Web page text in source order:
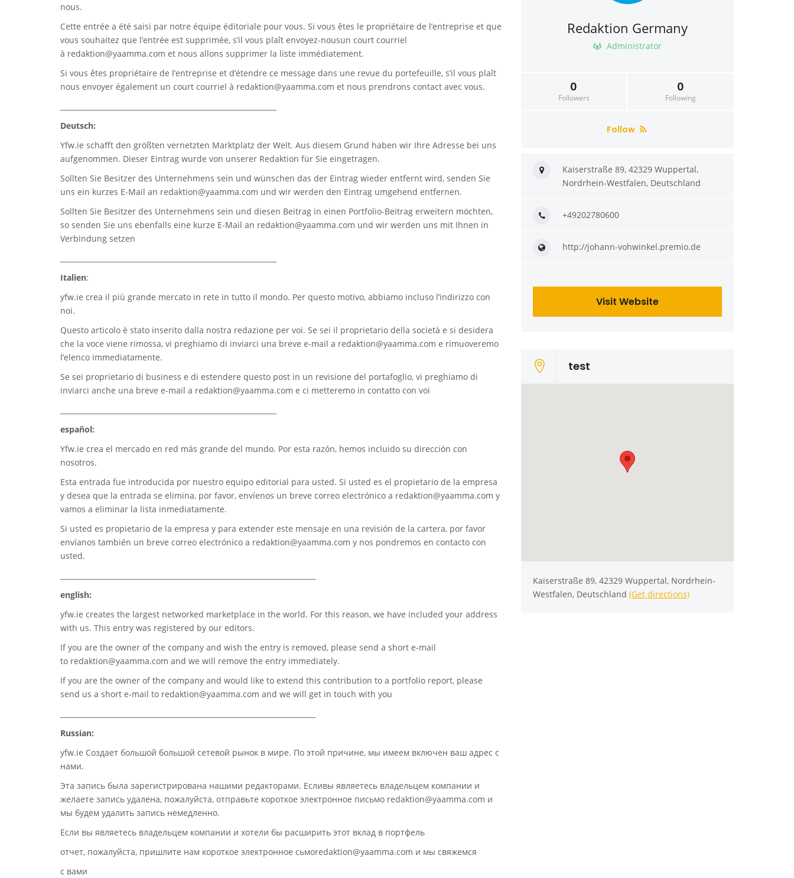
nous.
Cette entrée a été saisi par notre équipe éditoriale pour vous. Si vous êtes le propriétaire de l’entreprise et que
vous souhaitez que l’entrée est supprimée, s’il vous plaît envoyez-nousun court courriel
à redaktion@yaamma.com et nous allons supprimer la liste immédiatement.
Si vous êtes propriétaire de l’entreprise et d’étendre ce message dans une revue du portefeuille, s’il vous plaît
nous envoyer également un court courriel à redaktion@yaamma.com et nous prendrons contact avec vous.
Deutsch:
Yfw.ie schafft den größten vernetzten Marktplatz der Welt. Aus diesem Grund haben wir Ihre Adresse bei uns
aufgenommen. Dieser Eintrag wurde von unserer Redaktion für Sie eingetragen.
Sollten Sie Besitzer des Unternehmens sein und wünschen das der Eintrag wieder entfernt wird, senden Sie
uns ein kurzes E-Mail an redaktion@yaamma.com und wir werden den Eintrag umgehend entfernen.
Sollten Sie Besitzer des Unternehmens sein und diesen Beitrag in einen Portfolio-Beitrag erweitern möchten,
so senden Sie uns ebenfalls eine kurze E-Mail an redaktion@yaamma.com und wir werden uns mit Ihnen in
Verbindung setzen
Italien:
yfw.ie crea il più grande mercato in rete in tutto il mondo. Per questo motivo, abbiamo incluso l’indirizzo con
noi.
Questo articolo è stato inserito dalla nostra redazione per voi. Se sei il proprietario della società e si desidera
che la voce viene rimossa, vi preghiamo di inviarci una breve e-mail a redaktion@yaamma.com e rimuoveremo
l’elenco immediatamente.
Se sei proprietario di business e di estendere questo post in un revisione del portafoglio, vi preghiamo di
inviarci anche una breve e-mail a redaktion@yaamma.com e ci metteremo in contatto con voi
español:
Yfw.ie crea el mercado en red más grande del mundo. Por esta razón, hemos incluido su dirección con
nosotros.
Esta entrada fue introducida por nuestro equipo editorial para usted. Si usted es el propietario de la empresa
y desea que la entrada se elimina, por favor, envíenos un breve correo electrónico a redaktion@yaamma.com y
vamos a eliminar la lista inmediatamente.
Si usted es propietario de la empresa y para extender este mensaje en una revisión de la cartera, por favor
envíanos también un breve correo electrónico a redaktion@yaamma.com y nos pondremos en contacto con
usted.
english:
yfw.ie creates the largest networked marketplace in the world. For this reason, we have included your address
with us. This entry was registered by our editors.
If you are the owner of the company and wish the entry is removed, please send a short e-mail
to redaktion@yaamma.com and we will remove the entry immediately.
If you are the owner of the company and would like to extend this contribution to a portfolio report, please
send us a short e-mail to redaktion@yaamma.com and we will get in touch with you
Russian:
yfw.ie Создает большой большой сетевой рынок в мире. По этой причине, мы имеем включен ваш адрес с
нами.
Эта запись была зарегистрирована нашими редакторами. Есливы являетесь владельцем компании и
желаете запись удалена, пожалуйста, отправьте короткое электронное письмо redaktion@yaamma.com и
мы будем удалить запись немедленно.
Если вы являетесь владельцем компании и хотели бы расширить этот вклад в портфель
отчет, пожалуйста, пришлите нам короткое электронное сьмоredaktion@yaamma.com и мы свяжемся
с вами
Redaktion Germany
Administrator
0
Followers
0
Following
Follow
Kaiserstraße 89, 42329 Wuppertal,
Nordrhein-Westfalen, Deutschland
+49202780600
http://johann-vohwinkel.premio.de
Visit Website
test
Kaiserstraße 89, 42329 Wuppertal, Nordrhein-
Westfalen, Deutschland (Get directions)